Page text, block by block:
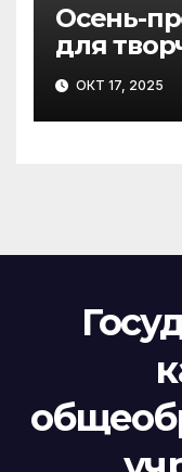
Осень-
для
ОКТ 17, 2025